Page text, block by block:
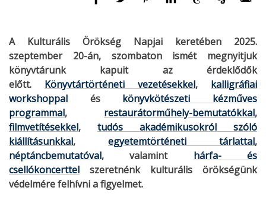
A Kulturális Örökség Napjai keretében 2025.
szeptember 20-án, szombaton ismét megnyitjuk
könyvtárunk kapuit az érdeklődők
előtt. Könyvtártörténeti vezetésekkel, kalligráfiai
workshoppal és könyvkötészeti kézműves
programmal, restaurátorműhely-bemutatókkal,
filmvetítésekkel, tudós akadémikusokról szóló
kiállításunkkal, egyetemtörténeti tárlattal,
néptáncbemutatóval, valamint hárfa- és
csellókoncerttel szeretnénk kulturális örökségünk
védelmére felhívni a figyelmet.